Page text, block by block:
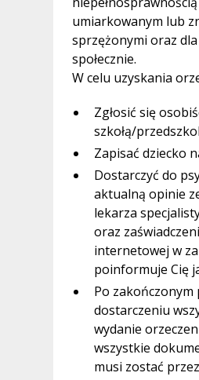
umiarkowanym lub
sprzężonymi oraz
społecznie.
W celu uzyskania
Zgłosić się
szkołą/
Zapisać dziecko
Dostarczyć do
aktualną opinie
lekarza
oraz
internetowej w
poinformuje Cię
Po
dostarczeniu
wydanie
wszystkie
musi zostać